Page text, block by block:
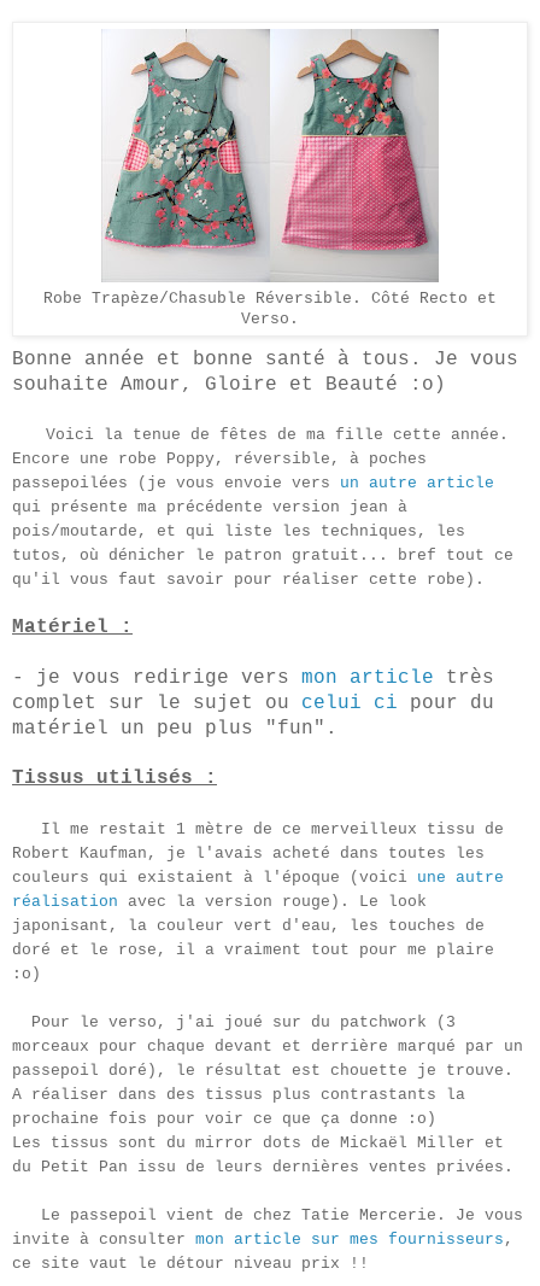
Robe Trapèze/Chasuble Réversible. Côté Recto et
Verso.
Bonne année et bonne santé à tous. Je vous
souhaite Amour, Gloire et Beauté :o)
Voici la tenue de fêtes de ma fille cette année.
Encore une robe Poppy, réversible, à poches
passepoilées (je vous envoie vers un autre article
qui présente ma précédente version jean à
pois/moutarde , et qui
liste les techniques, les
tutos, où dénicher le patron gratuit... bref tout ce
qu'il vous faut savoir pour réaliser cette robe).
Matériel :
- je vous redirige vers mon article très
complet sur le sujet ou celui ci pour d u
matériel un peu plus "fun" .
Tissus utilisés :
Il me restait 1 mètre de ce merveilleux tissu de
Robert Kaufman, je l'avais acheté dans toutes les
couleurs qui existaient à l'époque (voici une autre
réalisation avec la version rouge). Le look
japonisant, la couleur vert d'eau, les touches de
doré et le rose, il a vraiment tout pour me plaire
:o)
Pour le verso, j'ai joué sur du patchwork (3
morceaux pour chaque devant et derrière marqué par un
passepoil doré), le résultat est chouette je trouve.
A réaliser dans des tissus plus contrastants la
prochaine fois pour voir ce que ça donne :o)
Les tissus sont du mirror dots de Mickaël Miller et
du Petit Pan issu de leurs dernières ventes privées.
Le passepoil vient de chez Tatie Mercerie. Je vous
invite à consulter mon article sur mes fournisseurs ,
ce site vaut le détour niveau prix !!